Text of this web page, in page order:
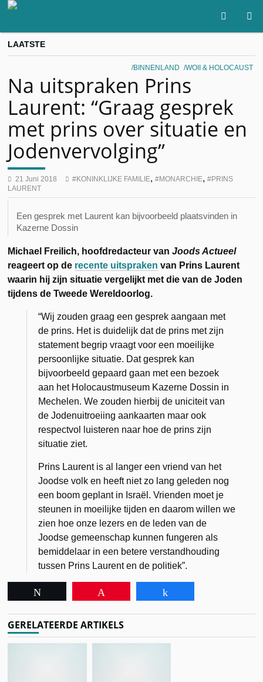
LAATSTE
BINNENLAND WOII & HOLOCAUST
Na uitspraken Prins
Laurent: “Graag gesprek
met prins over situatie en
Jodenvervolging”
21 Juni 2018 KONINKLIJKE FAMILIE, MONARCHIE,
PRINS
LAURENT
Een gesprek met Laurent kan bijvoorbeeld plaatsvinden in
Kazerne Dossin
Michael Freilich, hoofdredacteur vanJoods Actueel
reageert op de recente uitspraken van Prins Laurent
waarin hij zijn situatie vergelijkt met die van de Joden
tijdens de Tweede Wereldoorlog.
“Wij zouden graag een gesprek aangaan met
de prins. Het is duidelijk dat de prins met zijn
statement begrip vraagt voor een moeilijke
persoonlijke situatie. Dat gesprek kan
bijvoorbeeld gepaard gaan met een bezoek
aan het Holocaustmuseum Kazerne Dossin in
Mechelen. We zouden hierbij de uniciteit van
de Jodenuitroeiing aankaarten maar ook
respectvol luisteren naar hoe de prins zijn
situatie ziet.
Prins Laurent is al langer een vriend van het
Joodse volk en heeft niet zo lang geleden nog
een boom geplant in Israël. Vrienden moet je
steunen in moeilijke tijden en daarom willen we
zien hoe onze lezers en de leden van de
Joodse gemeenschap kunnen fungeren als
bemiddelaar in een betere verstandhouding
tussen Prins Laurent en de politiek”.
GERELATEERDE ARTIKELS